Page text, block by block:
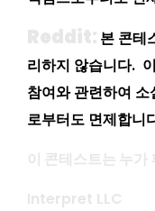
Reddit: 본 콘테
리하지 않습니다.
참여와 관련하여
로부터도 면제합니
이 콘테스트는 누가
Interpret LLC